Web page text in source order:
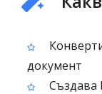
документ
Създава